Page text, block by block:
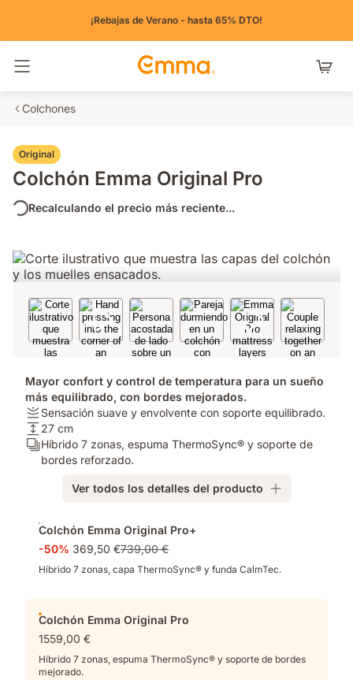
¡Rebajas de Verano - hasta 65% DTO!
Colchones
Original
Colchón Emma Original Pro
Recalculando el precio más reciente...
Mayor confort y control de temperatura para un sueño
más equilibrado, con bordes mejorados.
Firmeza:
Sensación
suave
equilibrado.
Sensación suave y envolvente con soporte equilibrado.
Altura
del
colchón:
27 cm
Número
zonas,
espuma
ThermoSync®
bordes
reforzado.
Híbrido 7 zonas, espuma ThermoSync® y soporte de
bordes reforzado.
Ver todos los detalles del producto
Colchón Emma Original Pro+
-50% 369,50 €739,00 €
Híbrido 7 zonas, capa ThermoSync® y funda CalmTec.
Colchón Emma Original Pro
1559,00 €
Híbrido 7 zonas, espuma ThermoSync® y soporte de bordes
mejorado.